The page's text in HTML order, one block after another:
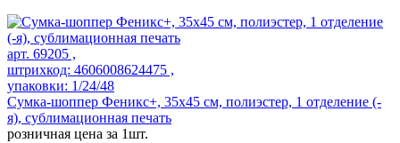
арт. 69205 ,
штрихкод: 4606008624475 ,
упаковки: 1/24/48
Сумка-шоппер Феникс+, 35x45 см, полиэстер, 1 отделение (-
я), сублимационная печать
розничная цена за 1шт.